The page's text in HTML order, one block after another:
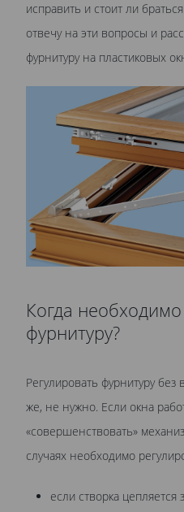
исправить и стоит ли
отвечу на эти вопросы и
фурнитуру на пластиковых
Когда
фурнитуру?
Регулировать фурнитуру
же, не нужно. Если окна
«совершенствовать»
случаях необходимо
если створка цепляется